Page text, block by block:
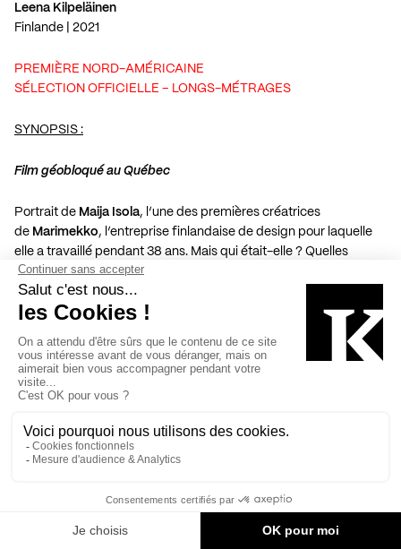
Leena Kilpeläinen
Finlande | 2021
PREMIÈRE NORD-AMÉRICAINE
SÉLECTION OFFICIELLE – LONGS-MÉTRAGES
SYNOPSIS :
Film géobloqué au Québec
Portrait de Maija Isola, l’une des premières créatrices
de Marimekko, l’entreprise finlandaise de design pour laquelle
elle a travaillé pendant 38 ans. Mais qui était-elle ? Quelles
étaient les valeurs au centre de sa vie de vagabonde, et quel
héritage nous a‑t-elle laissé ? Quel est le secret derrière ses
créations textiles qui ont d’abord conquis la Finlande, puis le
artiste hors du commun.
Pour plus d’information…